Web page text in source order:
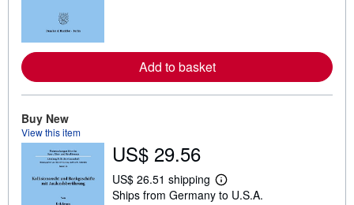
b
p
i
n
Add to basket
Buy New
View this item
US$ 29.56
US$ 26.51 shipping
L
e
Ships from Germany to U.S.A.